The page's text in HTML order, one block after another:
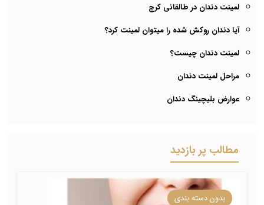
لمینت دندان در طالقانی کرج
آیا دندان روکش شده را میتوان لمینت کرد؟
لمینت دندان چیست؟
مراحل لمینت دندان
عوارض بلیچینگ دندان
مطالب پر بازدید
بدون دسته بندی